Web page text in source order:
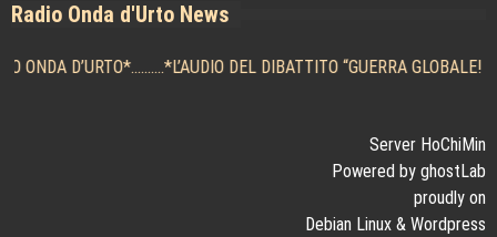
Radio Onda d'Urto News
D’URTO*..........*L’AUDIO DEL DIBATTITO “GUERRA GLOBALE!
Server HoChiMin
Powered by ghostLab
proudly on
Debian Linux & Wordpress